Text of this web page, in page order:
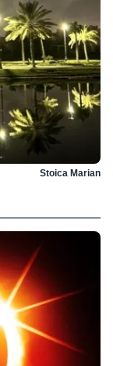
Stoica Marian